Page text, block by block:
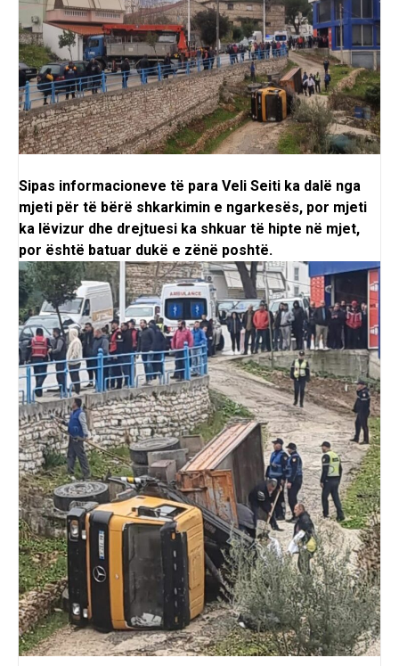
Sipas informacioneve të para Veli Seiti ka dalë nga
mjeti për të bërë shkarkimin e ngarkesës, por mjeti
ka lëvizur dhe drejtuesi ka shkuar të hipte në mjet,
por është batuar dukë e zënë poshtë.